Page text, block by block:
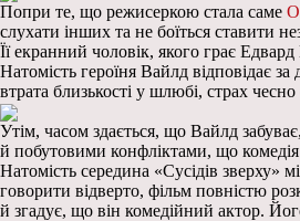
Попри те, що режисеркою стала саме
слухати інших та не боїться ставити
Її екранний чоловік, якого грає
Натомість героїня Вайлд відповідає
втрата близькості у шлюбі, страх
Утім, часом здається, що Вайлд
й побутовими конфліктами, що
Натомість середина «Сусідів зверху»
говорити відверто, фільм повністю
й згадує, що він комедійний актор.